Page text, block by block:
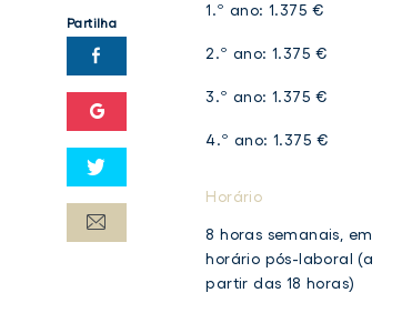
Partilha
1.º ano: 1.375 €
2.º ano: 1.375 €
3.º ano: 1.375 €
4.º ano: 1.375 €
Horário
8 horas semanais, em
horário pós-laboral (a
partir das 18 horas)